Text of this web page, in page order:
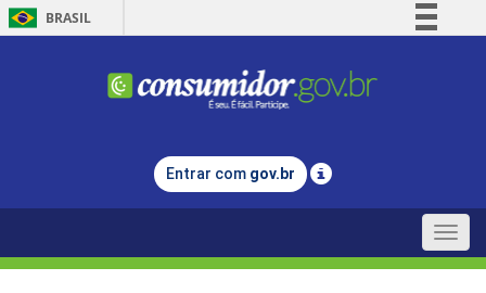
BRASIL
Comunica BR
Legislação
Entrar com gov.br
Toggle